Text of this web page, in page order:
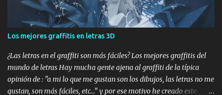
Filemón. No uno. No dos. Un montón de Mortadelos disfrazados de
mil cosas distintas, como solo él sabe hacer: torero, superhéroe,
espía, monstruo, lo que haga falta para escapar del marrón de
turno. Porque si algo define a Mortadelo es el disfraz. Y si algo
define al graffiti profesional es la transformación del espacio. Aquí
se juntaron las dos cosas. Mortadelo y Filemó...
Los mejores graffitis en letras 3D
¿Las letras en el graffiti son más fáciles? Los mejores graffitis del
mundo de letras Hay mucha gente ajena al graffiti de la típica
opinión de : "a mi lo que me gustan son los dibujos, las letras no me
gustan, son más fáciles, etc..." y por ese motivo he creado este